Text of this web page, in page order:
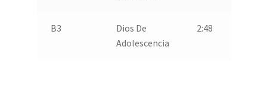
B3
Dios De
Adolescencia
2:48